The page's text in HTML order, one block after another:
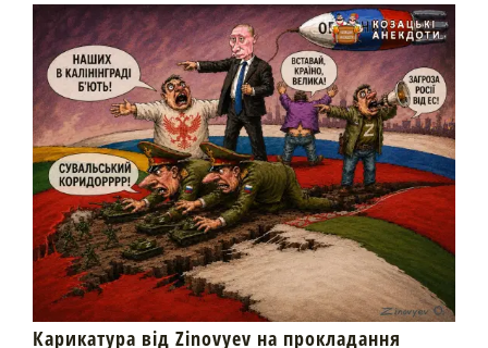
Карикатура від Zinovyev на прокладання